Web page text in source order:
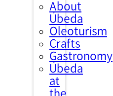
About
Úbeda
Oleoturism
Crafts
Gastronomy
Úbeda
at